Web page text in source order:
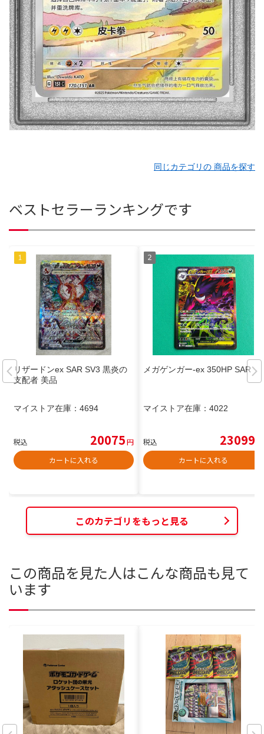
同じカテゴリの 商品を探す
ベストセラーランキングです
リザードンex SAR SV3 黒炎の
支配者 美品
マイストア在庫： 4694
税込 20075円
カートに入れる
メガゲンガー-ex 350HP SAR
マイストア在庫： 4022
税込 23099
カートに入れる
このカテゴリをもっと見る
この商品を見た人はこんな商品も見て
います